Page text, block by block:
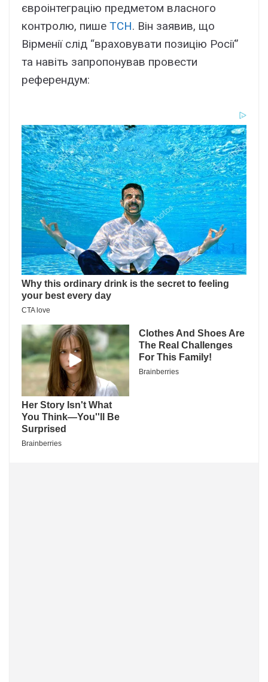
євроінтеграцію предметом власного
контролю, пише ТСН. Він заявив, що
Вірменії слід “враховувати позицію Росії”
та навіть запропонував провести
референдум: